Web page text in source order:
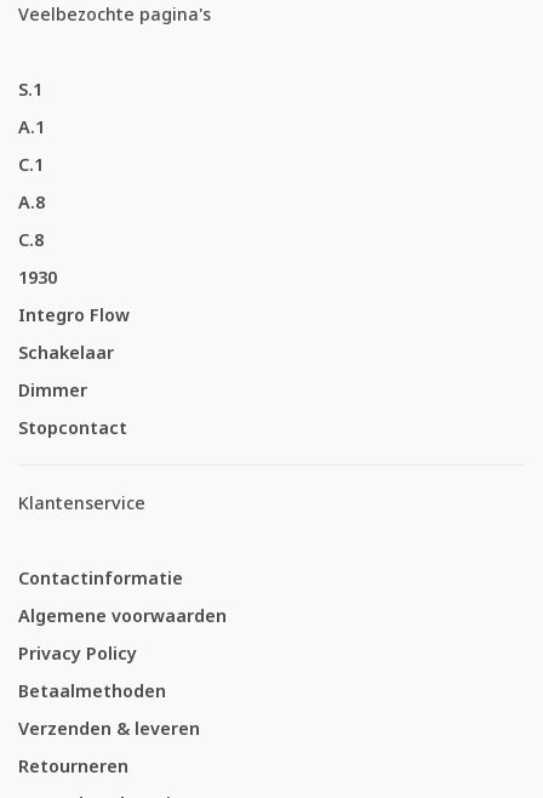
Veelbezochte pagina's
S.1
A.1
C.1
A.8
C.8
1930
Integro Flow
Schakelaar
Dimmer
Stopcontact
Klantenservice
Contactinformatie
Algemene voorwaarden
Privacy Policy
Betaalmethoden
Verzenden & leveren
Retourneren